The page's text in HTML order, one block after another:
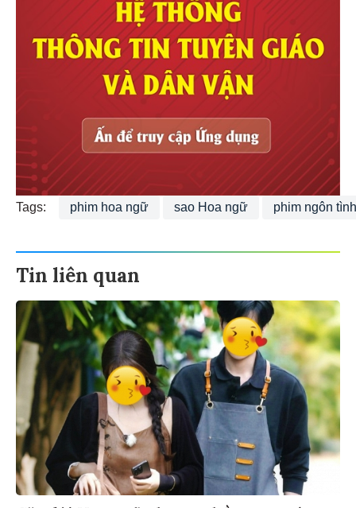
Tags: phim hoa ngữ sao Hoa ngữ phim ngôn tình
Tin liên quan